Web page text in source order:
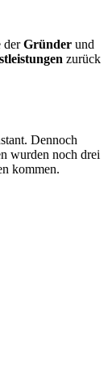
derGründer und
zurück
Dennoch
wurden noch drei
kommen.